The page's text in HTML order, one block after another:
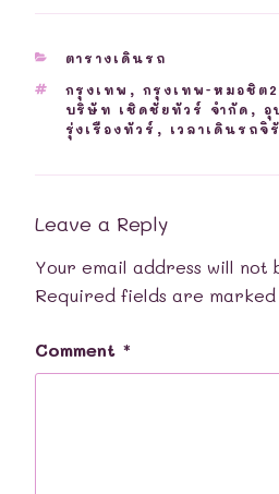
CATEGORIES
ตารางเดินรถ
TAGS
กรุงเทพ , กรุงเทพ-หมอชิต2
บริษัท เชิดชัยทัวร์ จำกัด , อุ
รุ่งเรืองทัวร์ , เวลาเดินรถจิ
Leave a Reply
Your email address will not
Required fields are marked
Comment *